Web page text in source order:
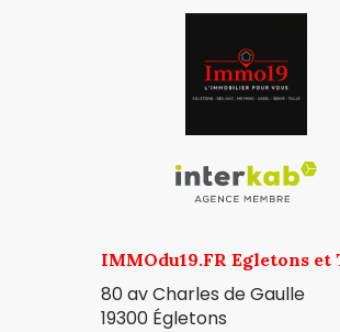
IMMOdu19.FR Egletons et
80 av Charles de Gaulle
19300 Égletons